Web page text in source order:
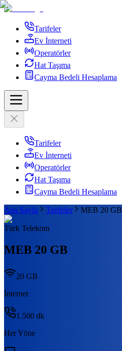
Tarifeler
Ev İnterneti
Operatörler
Hat Taşıma
Cayma Bedeli Hesaplama
Tarifeler
Ev İnterneti
Operatörler
Hat Taşıma
Cayma Bedeli Hesaplama
Ana Sayfa Tarifeler MEB 20 GB
Türk Telekom
MEB 20 GB
20 GB
İnternet
1.500 dk
Her Yöne